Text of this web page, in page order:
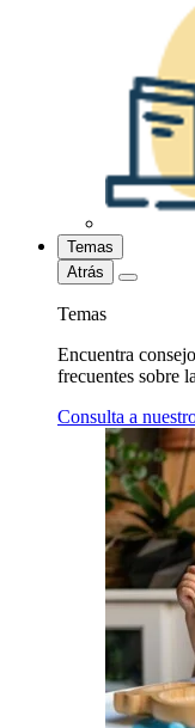
Temas
Atrás
Temas
Encuentra
frecuentes sobre
Consulta a